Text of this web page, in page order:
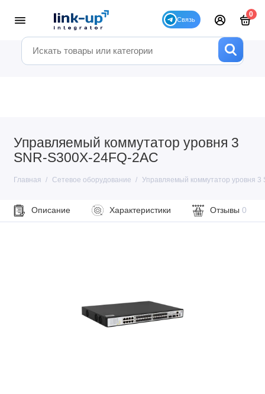
0
Управляемый коммутатор уровня 3
SNR-S300X-24FQ-2AC
Главная Сетевое оборудование Управляемый коммутатор уровня 3
Описание Характеристики Отзывы 0